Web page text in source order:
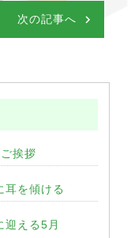
次の記事へ
挨拶
耳を傾ける
迎える5月